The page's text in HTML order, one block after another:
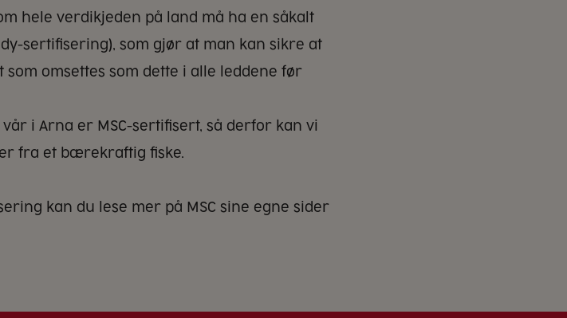
hele verdikjeden på land må ha en såkalt
sertifisering), som gjør at man kan sikre at
omsettes som dette i alle leddene før
i Arna er MSC-sertifisert, så derfor kan vi
fra et bærekraftig fiske.
kan du lese mer på MSC sine egne sider